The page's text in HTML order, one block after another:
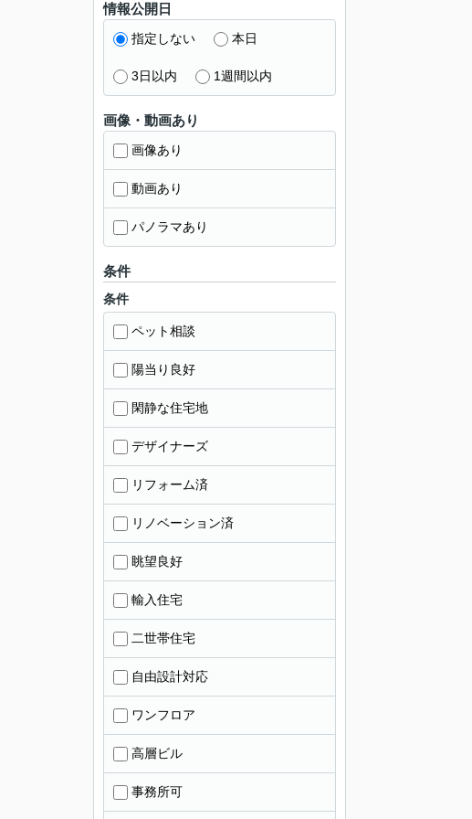
情報公開日
指定しない 本日
3日以内 1週間以内
画像・動画あり
画像あり
動画あり
パノラマあり
条件
条件
ペット相談
陽当り良好
閑静な住宅地
デザイナーズ
リフォーム済
リノベーション済
眺望良好
輸入住宅
二世帯住宅
自由設計対応
ワンフロア
高層ビル
事務所可